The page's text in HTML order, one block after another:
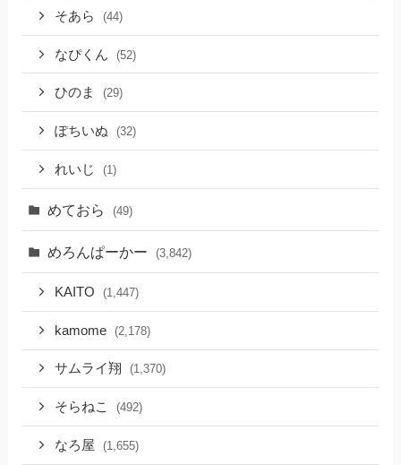
そあら (44)
なぴくん (52)
ひのま (29)
ぽちいぬ (32)
れいじ (1)
めておら (49)
めろんぱーかー (3,842)
KAITO (1,447)
kamome (2,178)
サムライ翔 (1,370)
そらねこ (492)
なろ屋 (1,655)